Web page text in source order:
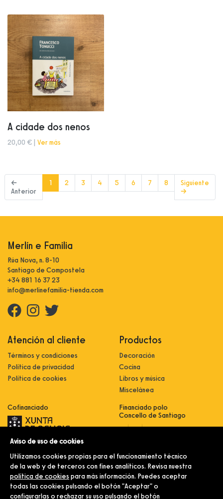
A cidade dos nenos
20,00 € | Ver más
←
Anterior
1 (current)
2 3 4 5 6 7 8
Siguiente
→
Merlín e Familia
Rúa Nova, n. 8-10
Santiago de Compostela
+34 881 16 37 23
info@merlinefamilia-tienda.com
Atención al cliente
Términos y condiciones
Política de privacidad
Política de cookies
Productos
Decoración
Cocina
Libros y música
Miscelánea
Cofinanciado
Innovación, dixitalización e
comercialización e expansión do
sector comercial e artesanal
Implantación e pulo da estratexia
dixital e modernización do sector
comercial e artesanal (CO300C
2021)
Financiado polo
Concello de Santiago
Aviso de uso de cookies
Utilizamos cookies propias para el funcionamiento técnico
de la web y de terceros con fines analíticos. Revisa nuestra
política de cookies para más información. Puedes aceptar
todas las cookies pulsando el botón "Aceptar" o
configurarlas o rechazar su uso pulsando el botón